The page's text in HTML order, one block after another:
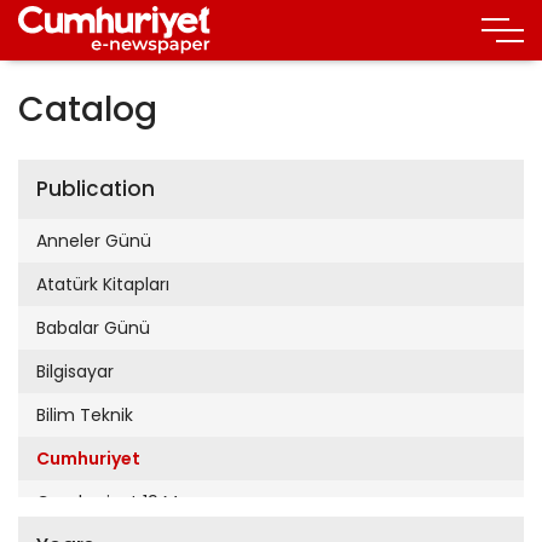
Catalog
Publication
Anneler Günü
Atatürk Kitapları
Babalar Günü
Bilgisayar
Bilim Teknik
Cumhuriyet
Cumhuriyet 19 Mayıs